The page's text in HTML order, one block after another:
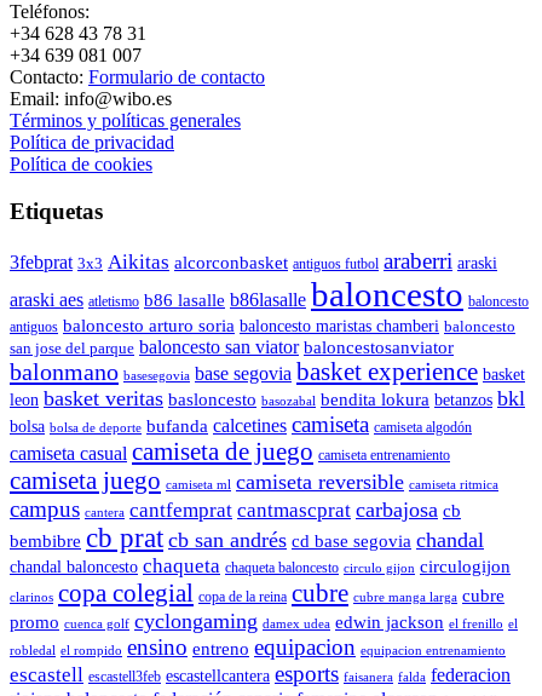
Teléfonos:
+34 628 43 78 31
+34 639 081 007
Contacto: Formulario de contacto
Email: info@wibo.es
Términos y políticas generales
Política de privacidad
Política de cookies
Etiquetas
3febprat 3x3 Aikitas alcorconbasket antiguos futbol araberri araski
araski aes atletismo b86 lasalle b86lasalle baloncesto baloncesto
antiguos baloncesto arturo soria baloncesto maristas chamberi baloncesto
san jose del parque baloncesto san viator baloncestosanviator
balonmano basesegovia base segovia basket experience basket
leon basket veritas basloncesto basozabal bendita lokura betanzos bkl
bolsa bolsa de deporte bufanda calcetines camiseta camiseta algodón
camiseta casual camiseta de juego camiseta entrenamiento
camiseta juego camiseta ml camiseta reversible camiseta ritmica
campus cantera cantfemprat cantmascprat carbajosa cb
bembibre cb prat cb san andrés cd base segovia chandal
chandal baloncesto chaqueta chaqueta baloncesto circulo gijon circulogijon
clarinos copa colegial copa de la reina cubre cubre manga larga cubre
promo cuenca golf cyclongaming damex udea edwin jackson el frenillo el
robledal el rompido ensino entreno equipacion equipacion entrenamiento
escastell escastell3feb escastellcantera esports faisanera falda federacion